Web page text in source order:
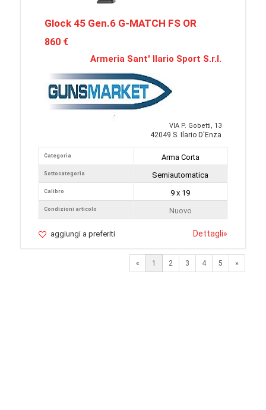
Glock 45 Gen.6 G-MATCH FS OR
860 €
Armeria Sant' Ilario Sport S.r.l.
VIA P. Gobetti, 13
42049 S. Ilario D'Enza
Categoria
Sottocategoria
Calibro
Condizioni articolo
Arma Corta
Semiautomatica
9 x 19
Nuovo
aggiungi a preferiti Dettagli»
« 1 2 3 4 5 »